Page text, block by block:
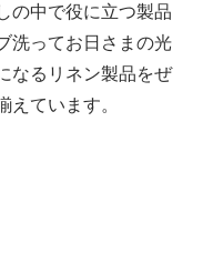
の中で役に立つ製品
洗ってお日さまの光
なるリネン製品をぜ
えています。